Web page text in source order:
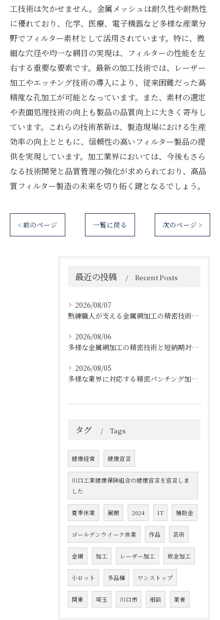
工技術は欠かせません。金属メッシュは耐久性や耐熱性
に優れており、化学、医療、電子機器など多様な産業分
野でフィルター素材として活用されています。特に、微
細な穴径や均一な網目の実現は、フィルターの性能を左
右する重要な要素です。最新の加工技術では、レーザー
加工やエッチング技術の導入により、従来困難だった高
精度な孔加工が可能となっています。また、素材の選定
や表面処理技術の向上も製品の品質向上に大きく寄与し
ています。これらの技術革新は、製造現場における生産
効率の向上とともに、信頼性の高いフィルター製品の提
供を実現しています。加工業界においては、今後もさら
なる技術開発と品質管理の強化が求められており、高品
質フィルター製造の未来を切り拓く鍵となるでしょう。
< 前のページ 一覧に戻る 次のページ >
最近の投稿 Recent Posts
2026/08/07
熟練職人が支える金属網加工の精密技術と柔軟対応
2026/08/06
多様な金属網加工の精密技術と短納期対応の実例
2026/08/05
多様な業界に対応する精密パンチング加工の実践技術
タグ Tags
健康経営 健康宣言
川口工業健康保険組合の健康宣言を宣言しま
した
夏季休業 展開 2024 IT 補助金
ゴールデンウイーク休業 作品 芸術
金網 加工 レーザー加工 板金加工
小ロット 多品種 ワンストップ
関東 埼玉 川口市 相談 業者